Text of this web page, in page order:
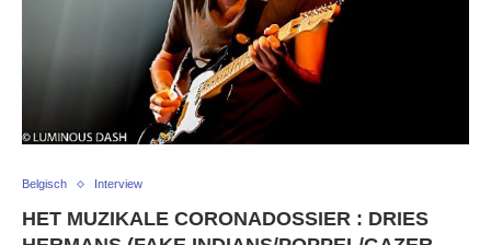
Belgisch Interview
HET MUZIKALE CORONADOSSIER : DRIES